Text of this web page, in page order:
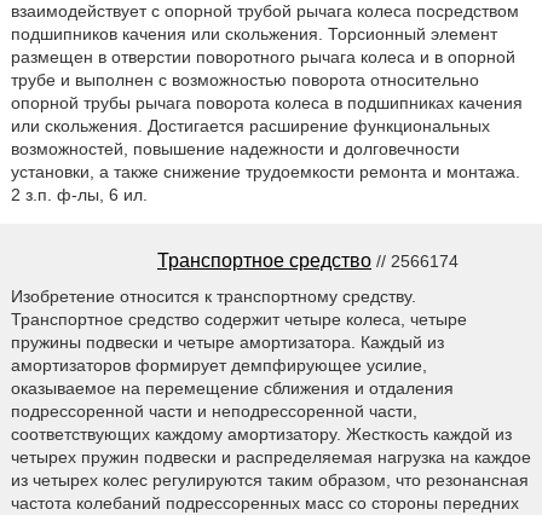
взаимодействует с опорной трубой рычага колеса посредством
подшипников качения или скольжения. Торсионный элемент
размещен в отверстии поворотного рычага колеса и в опорной
трубе и выполнен с возможностью поворота относительно
опорной трубы рычага поворота колеса в подшипниках качения
или скольжения. Достигается расширение функциональных
возможностей, повышение надежности и долговечности
установки, а также снижение трудоемкости ремонта и монтажа.
2 з.п. ф-лы, 6 ил.
Транспортное средство // 2566174
Изобретение относится к транспортному средству.
Транспортное средство содержит четыре колеса, четыре
пружины подвески и четыре амортизатора. Каждый из
амортизаторов формирует демпфирующее усилие,
оказываемое на перемещение сближения и отдаления
подрессоренной части и неподрессоренной части,
соответствующих каждому амортизатору. Жесткость каждой из
четырех пружин подвески и распределяемая нагрузка на каждое
из четырех колес регулируются таким образом, что резонансная
частота колебаний подрессоренных масс со стороны передних